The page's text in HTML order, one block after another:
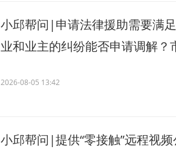
小邱帮问|申请法律援助需要满
业和业主的纠纷能否申请调解？
2026-08-05 13:42
小邱帮问|提供“零接触”远程视